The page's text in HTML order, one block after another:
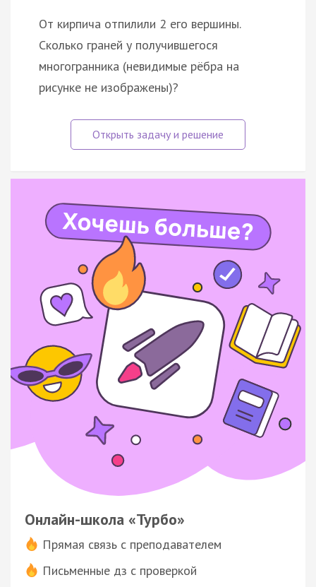
От кирпича отпилили 2 его вершины.
Сколько граней у получившегося
многогранника (невидимые рёбра на
рисунке не изображены)?
Онлайн-школа «Турбо»
Прямая связь с преподавателем
Письменные дз с проверкой